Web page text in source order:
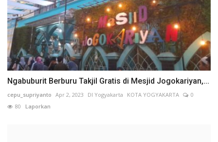
Ngabuburit Berburu Takjil Gratis di Mesjid Jogokariyan,...
cepu_supriyanto Apr 2, 2023 DI Yogyakarta KOTA YOGYAKARTA
0
80 Laporkan